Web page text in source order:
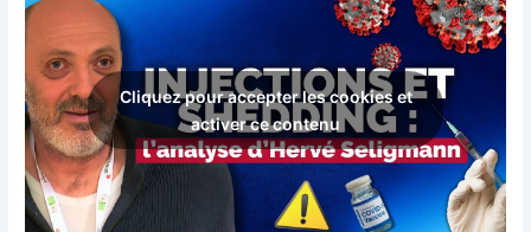
Cliquez pour accepter les cookies et
activer ce contenu